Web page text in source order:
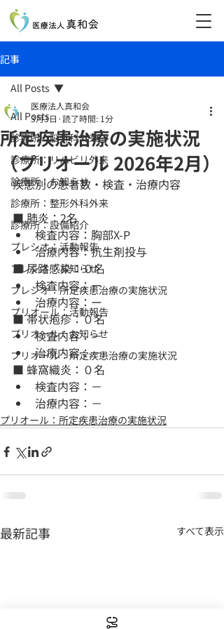
記事
All Posts
診療所：脳外科外来
診療所：リハビリ外来
診療所：お知らせ
診療所：整形外科外来
診療所：設備紹介
プレシオ：活動報告
プレシオ：お知らせ
プレシオ：所定疾患治療の実施状況
プリオール：活動報告
プリオール：お知らせ
プリオール：所定疾患治療の実施状況
All Posts
所定疾患治療の実施状況
（プリオール 2026年2月）
医療法人真和会
3月3日 読了時間: 1分
疾患別の患者数・検査・治療内容
■ 肺炎：2名
検査内容：胸部X-P
治療内容：抗生剤投与
■ 尿路感染：０名
検査内容：ー
治療内容：ー
■ 帯状疱疹：０名
検査内容：－
治療内容：－
■ 蜂窩織炎：０名
検査内容：－
治療内容：－
プリオール：所定疾患治療の実施状況
最新記事 すべて表示